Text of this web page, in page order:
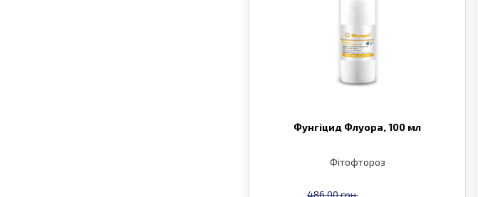
Фунгіцид Флуора, 100 мл
Фітофтороз
486.00 грн.